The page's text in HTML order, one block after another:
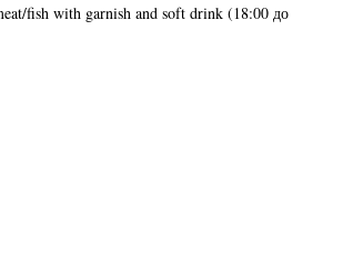
fish with garnish and soft drink (18:00 до